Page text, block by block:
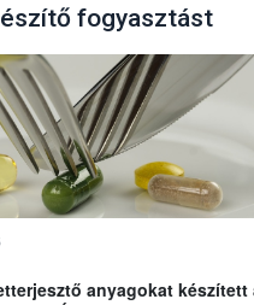
fogyasztást
anyagokat készített